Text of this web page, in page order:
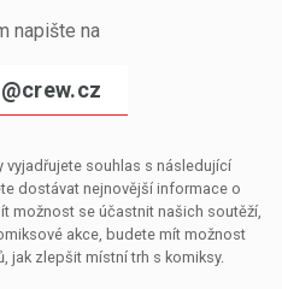
napište na
vyjadřujete souhlas s následující
dostávat nejnovější informace o
možnost se účastnit našich soutěží,
akce, budete mít možnost
jak zlepšit místní trh s komiksy.